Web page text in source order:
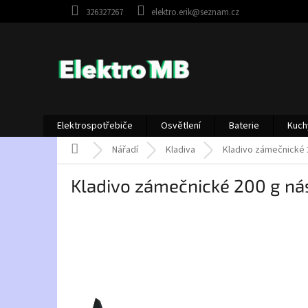
326327267 elektro.erik@seznam.cz
Elektrospotřebiče Osvětlení Baterie
Domů
Nářadí Kladiva Kladivo zámečnické
Kladivo zámečnické 200 g